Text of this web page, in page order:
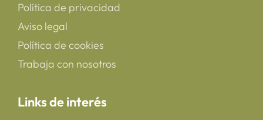
Política de privacidad
Aviso legal
Política de cookies
Trabaja con nosotros
Links de interés